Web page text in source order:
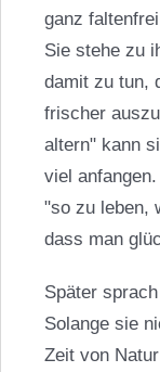
ganz
Sie stehe zu
damit zu tun,
frischer
altern" kann
viel
"so zu leben,
dass man
Später
Solange sie
Zeit von